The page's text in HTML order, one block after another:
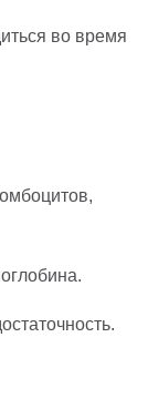
во время